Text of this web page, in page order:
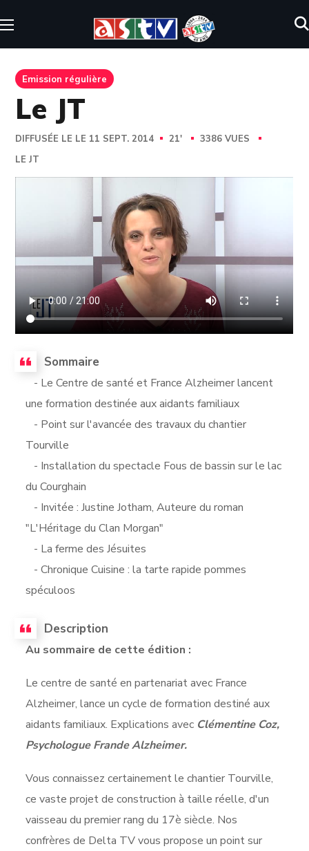
Emission régulière
Le JT
DIFFUSÉE LE LE 11 SEPT. 2014 21'
3386 VUES
LE JT
Sommaire
- Le Centre de santé et France Alzheimer lancent
une formation destinée aux aidants familiaux
- Point sur l'avancée des travaux du chantier
Tourville
- Installation du spectacle Fous de bassin sur le lac
du Courghain
- Invitée : Justine Jotham, Auteure du roman
"L'Héritage du Clan Morgan"
- La ferme des Jésuites
- Chronique Cuisine : la tarte rapide pommes
spéculoos
Description
Au sommaire de cette édition :
Le centre de santé en partenariat avec France
Alzheimer, lance un cycle de formation destiné aux
aidants familiaux. Explications avec Clémentine Coz,
Psychologue Frande Alzheimer.
Vous connaissez certainement le chantier Tourville,
ce vaste projet de construction à taille réelle, d'un
vaisseau du premier rang du 17è siècle. Nos
confrères de Delta TV vous propose un point sur